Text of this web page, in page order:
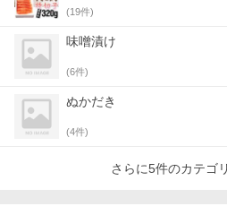
(19件)
味噌漬け
(6件)
ぬかだき
(4件)
さらに5件のカテゴ